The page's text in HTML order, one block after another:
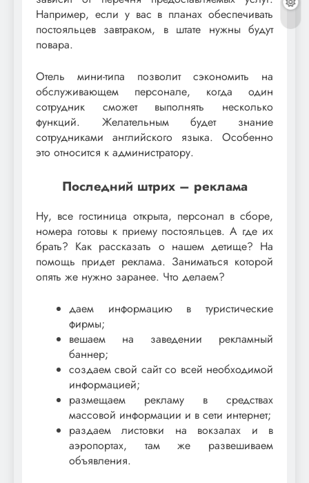
Например, если у вас в планах обеспечивать
постояльцев завтраком, в штате нужны будут
повара.
Отель мини-типа позволит сэкономить на
обслуживающем персонале, когда один
сотрудник сможет выполнять несколько
функций. Желательным будет знание
сотрудниками английского языка. Особенно
это относится к администратору.
Последний штрих – реклама
Ну, все гостиница открыта, персонал в сборе,
номера готовы к приему постояльцев. А где их
брать? Как рассказать о нашем детище? На
помощь придет реклама. Заниматься которой
опять же нужно заранее. Что делаем?
даем информацию в туристические
фирмы;
вешаем на заведении рекламный
баннер;
создаем свой сайт со всей необходимой
информацией;
размещаем рекламу в средствах
массовой информации и в сети интернет;
раздаем листовки на вокзалах и в
аэропортах, там же развешиваем
объявления.